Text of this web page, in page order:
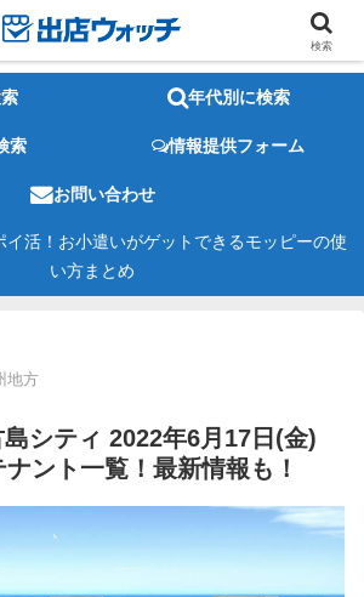
年代別に検索
索 情報提供フォーム
お問い合わせ
イ活！お小遣いがゲットできるモッピーの使
い方まとめ
地方
シティ 2022年6月17日(金)
ント一覧！最新情報も！
検索